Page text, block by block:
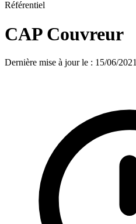
Référentiel
CAP Couvreur
Dernière mise à jour le : 15/06/2021